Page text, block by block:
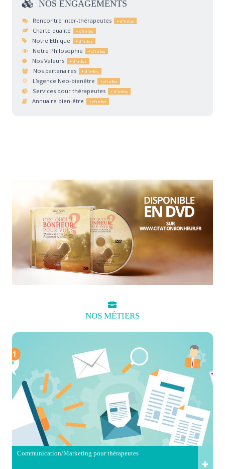
NOS ENGAGEMENTS
Rencontre inter-thérapeutes
Charte qualité
Notre Ethique
Notre Philosophie
Nos Valeurs
Nos partenaires
L'agence Neo-bienêtre
Services pour thérapeutes
Annuaire bien-être
NOS MÉTIERS
Communication/Marketing pour thérapeutes